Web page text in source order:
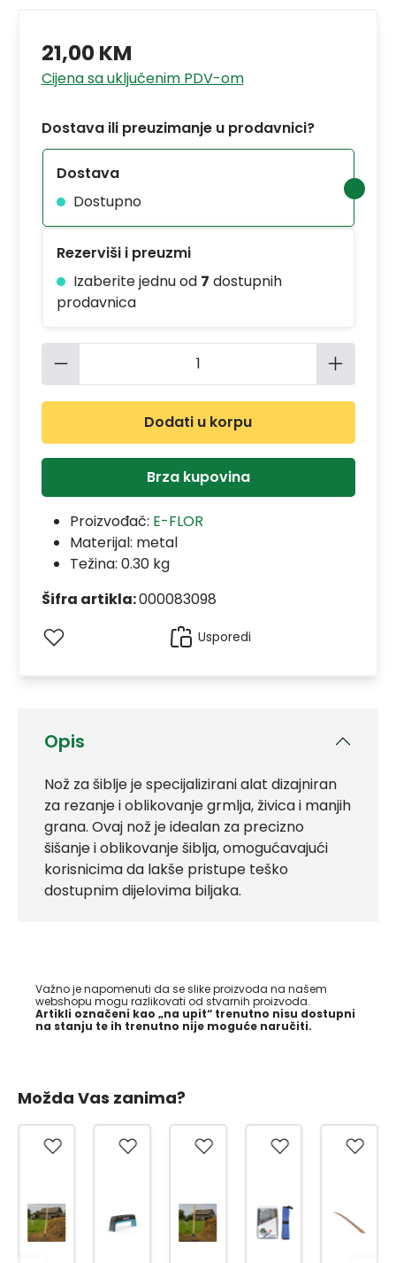
Opis
Nož za šiblje je specijalizirani alat dizajniran
za rezanje i oblikovanje grmlja, živica i manjih
grana. Ovaj nož je idealan za precizno
šišanje i oblikovanje šiblja, omogućavajući
korisnicima da lakše pristupe teško
dostupnim dijelovima biljaka.
Važno je napomenuti da se slike proizvoda na našem
webshopu mogu razlikovati od stvarnih proizvoda.
Artikli označeni kao „na upit“ trenutno nisu dostupni
na stanju te ih trenutno nije moguće naručiti.
21,00 KM
Cijena sa uključenim PDV-om
Dostava ili preuzimanje u prodavnici?
Dostava
Dostupno
Rezerviši i preuzmi
Izaberite jednu od 7 dostupnih
prodavnica
Količina proizvoda: Unesite
Dodati u korpu
Brza kupovina
Proizvođač: E-FLOR
Materijal: metal
Težina: 0.30 kg
Šifra artikla:000083098
Usporedi
Možda Vas zanima?